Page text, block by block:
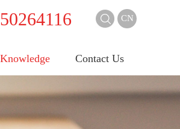
CN
Knowledge Contact Us